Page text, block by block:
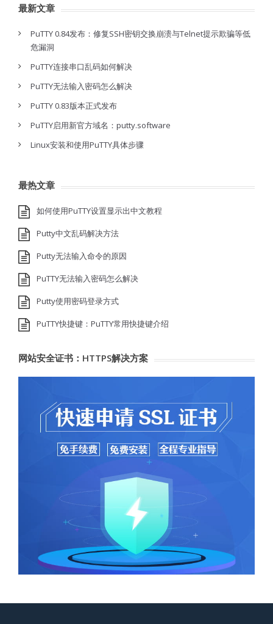
最新文章
PuTTY 0.84发布：修复SSH密钥交换崩溃与Telnet提示欺骗等低
危漏洞
PuTTY连接串口乱码如何解决
PuTTY无法输入密码怎么解决
PuTTY 0.83版本正式发布
PuTTY启用新官方域名：putty.software
Linux安装和使用PuTTY具体步骤
最热文章
如何使用PuTTY设置显示出中文教程
Putty中文乱码解决方法
Putty无法输入命令的原因
PuTTY无法输入密码怎么解决
Putty使用密码登录方式
PuTTY快捷键：PuTTY常用快捷键介绍
网站安全证书：HTTPS解决方案